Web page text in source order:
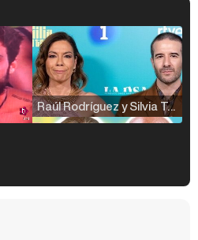
Raúl Rodríguez y Silvia Taulés nos cuentan su papel en 'La familia de la tele'